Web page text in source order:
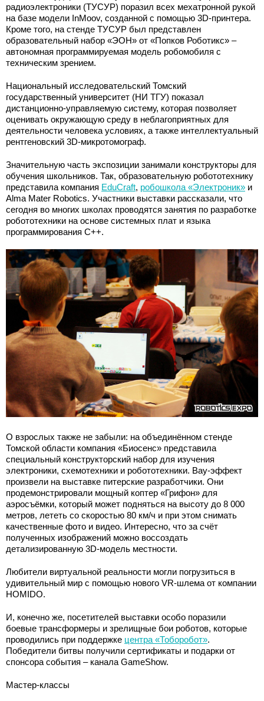
радиоэлектроники (ТУСУР) поразил всех мехатронной рукой
на базе модели InMoov, созданной с помощью 3D-принтера.
Кроме того, на стенде ТУСУР был представлен
образовательный набор «ЭОН» от «Попков Роботикс» –
автономная программируемая модель робомобиля с
техническим зрением.
Национальный исследовательский Томский
государственный университет (НИ ТГУ) показал
дистанционно-управляемую систему, которая позволяет
оценивать окружающую среду в неблагоприятных для
деятельности человека условиях, а также интеллектуальный
рентгеновский 3D-микротомограф.
Значительную часть экспозиции занимали конструкторы для
обучения школьников. Так, образовательную робототехнику
представила компания EduCraft, робошкола «Электроник» и
Alma Mater Robotics. Участники выставки рассказали, что
сегодня во многих школах проводятся занятия по разработке
робототехники на основе системных плат и языка
программирования С++.
О взрослых также не забыли: на объединённом стенде
Томской области компания «Биосенс» представила
специальный конструкторский набор для изучения
электроники, схемотехники и робототехники. Вау-эффект
произвели на выставке питерские разработчики. Они
продемонстрировали мощный коптер «Грифон» для
аэросъёмки, который может подняться на высоту до 8 000
метров, лететь со скоростью 80 км/ч и при этом снимать
качественные фото и видео. Интересно, что за счёт
полученных изображений можно воссоздать
детализированную 3D-модель местности.
Любители виртуальной реальности могли погрузиться в
удивительный мир с помощью нового VR-шлема от компании
HOMIDO.
И, конечно же, посетителей выставки особо поразили
боевые трансформеры и зрелищные бои роботов, которые
проводились при поддержке центра «Тоборобот».
Победители битвы получили сертификаты и подарки от
спонсора события – канала GameShow.
Мастер-классы